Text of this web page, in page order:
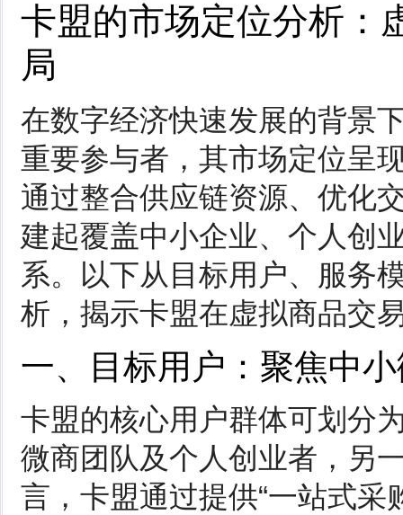
卡盟的市场定位分析：
局
在数字经济快速发展的背景
重要参与者，其市场定位呈
通过整合供应链资源、优化
建起覆盖中小企业、个人创
系。以下从目标用户、服务
析，揭示卡盟在虚拟商品交
一、目标用户：聚焦中
卡盟的核心用户群体可划分
微商团队及个人创业者，另
言，卡盟通过提供“一站式采